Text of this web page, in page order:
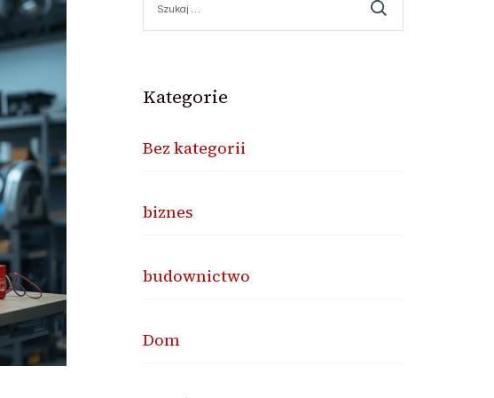
Kategorie
Bez kategorii
biznes
budownictwo
Dom